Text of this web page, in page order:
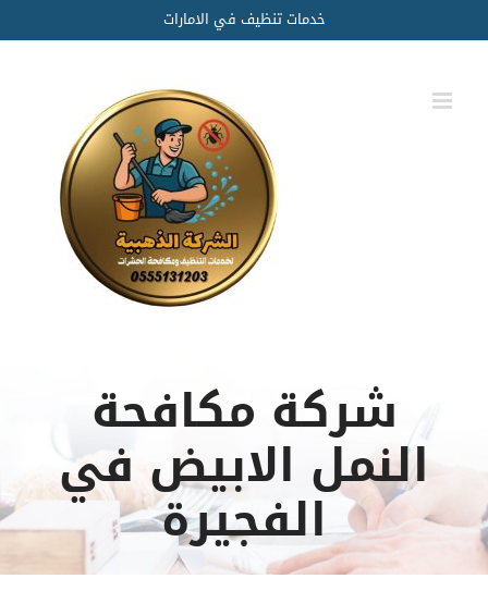
to
content
خدمات تنظيف في الامارات
شركة مكافحة
النمل الابيض في
الفجيرة